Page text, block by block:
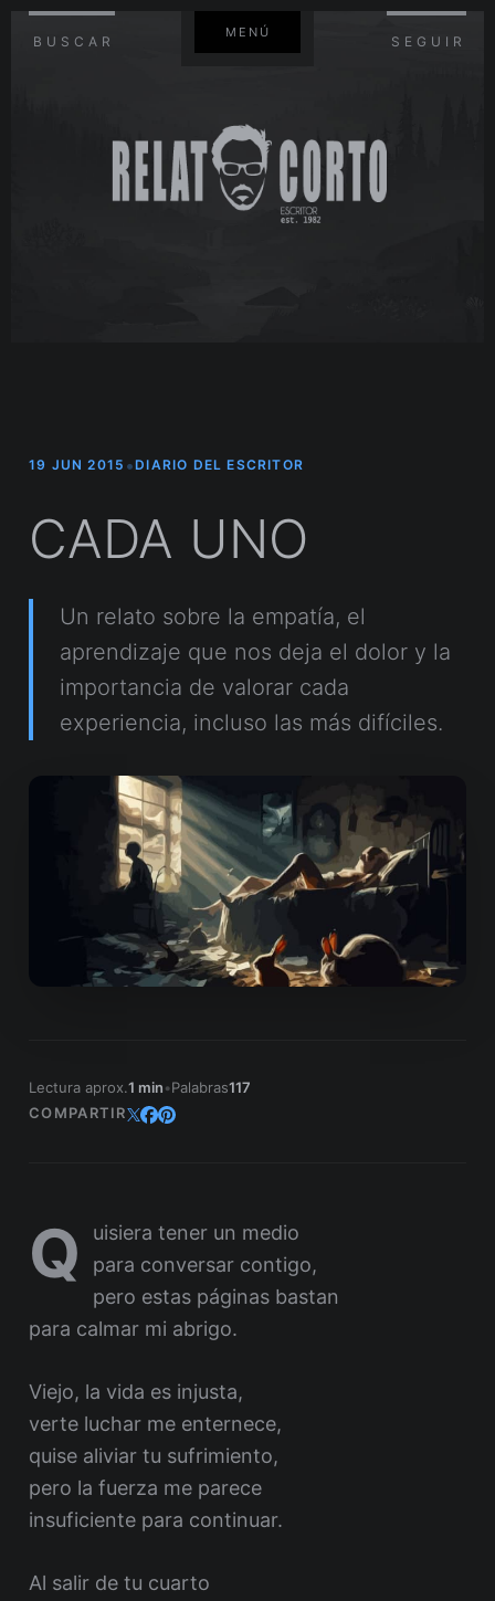
BUSCAR
MENÚ
SEGUIR
19 JUN 2015 •DIARIO DEL ESCRITOR
CADA UNO
Un relato sobre la empatía, el
aprendizaje que nos deja el dolor y la
importancia de valorar cada
experiencia, incluso las más difíciles.
Lectura aprox.1 min•Palabras117
COMPARTIR
Q
uisiera tener un medio
para conversar contigo,
pero estas páginas bastan
para calmar mi abrigo.
Viejo, la vida es injusta,
verte luchar me enternece,
quise aliviar tu sufrimiento,
pero la fuerza me parece
insuficiente para continuar.
Al salir de tu cuarto